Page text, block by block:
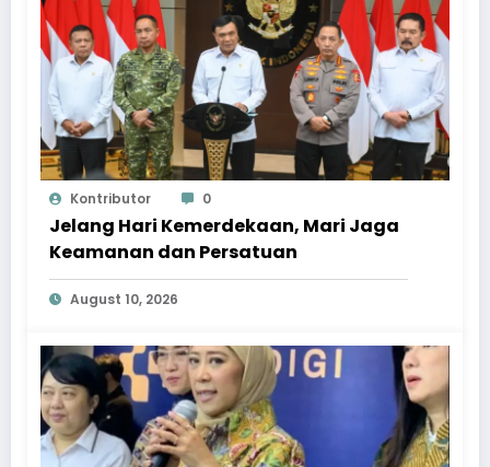
Kontributor 0
Jelang Hari Kemerdekaan, Mari Jaga
Keamanan dan Persatuan
August 10, 2026